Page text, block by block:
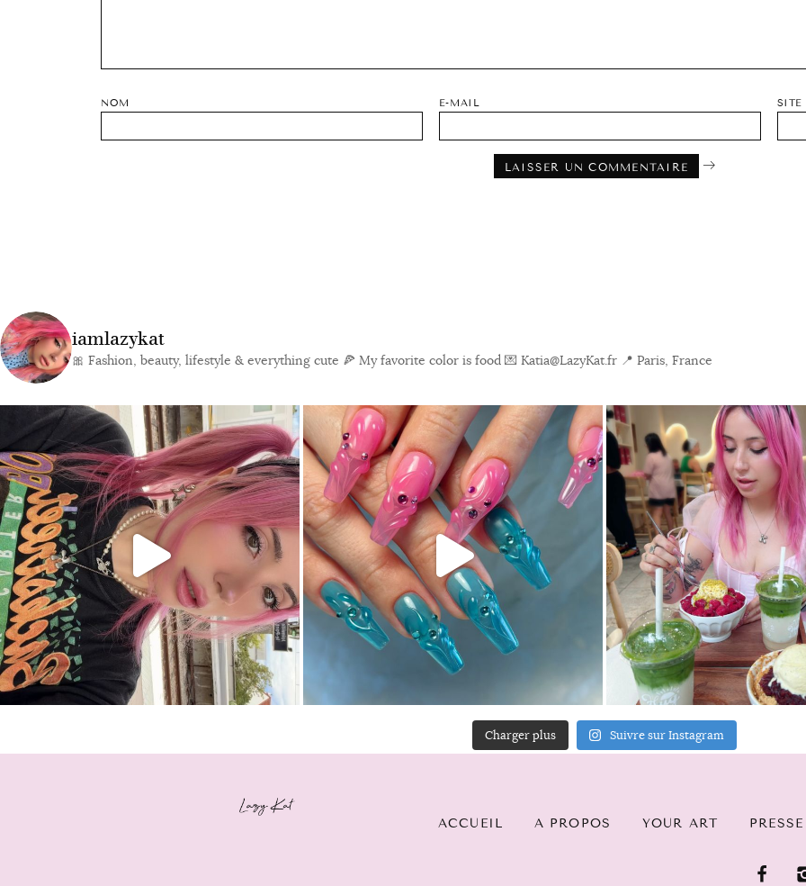
NOM E-MAIL SITE
iamlazykat
🎀 Fashion, beauty, lifestyle & everything cute 🍕 My favorite color is food 💌 Katia@LazyKat.fr 📍 Paris, France
Charger plus Suivre sur Instagram
ACCUEIL A PROPOS YOUR ART PRESSE